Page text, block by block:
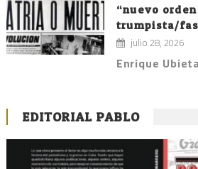
“nuevo orden
trumpista/
julio 28, 2026
Enrique
EDITORIAL PABLO